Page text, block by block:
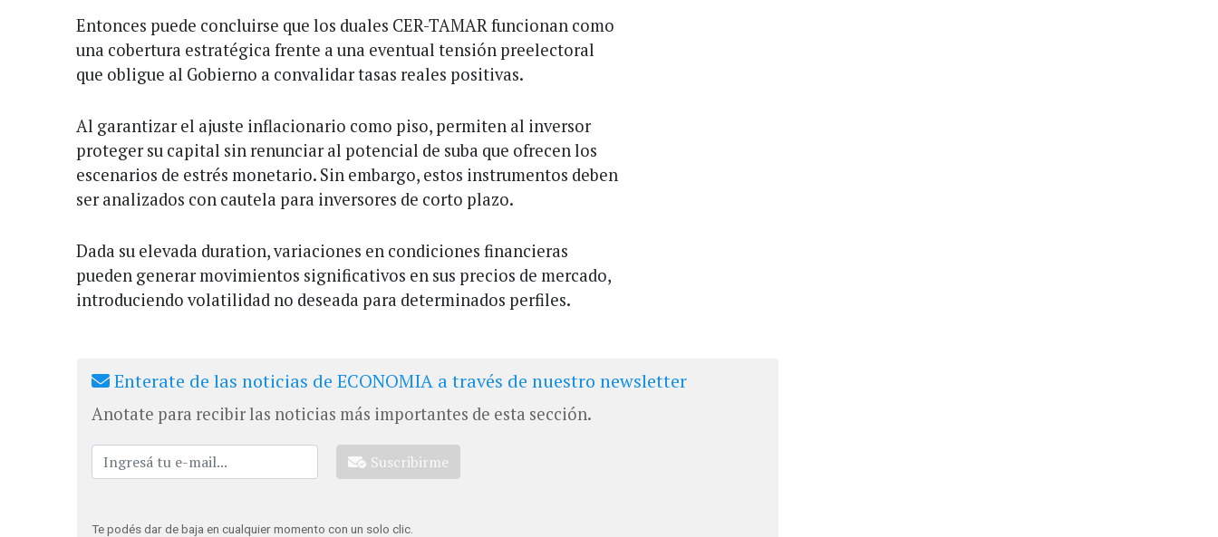
Entonces puede concluirse que los duales CER-TAMAR funcionan como
una cobertura estratégica frente a una eventual tensión preelectoral
que obligue al Gobierno a convalidar tasas reales positivas.
Al garantizar el ajuste inflacionario como piso, permiten al inversor
proteger su capital sin renunciar al potencial de suba que ofrecen los
escenarios de estrés monetario. Sin embargo, estos instrumentos deben
ser analizados con cautela para inversores de corto plazo.
Dada su elevada duration, variaciones en condiciones financieras
pueden generar movimientos significativos en sus precios de mercado,
introduciendo volatilidad no deseada para determinados perfiles.
Enterate de las noticias de ECONOMIA a través de nuestro newsletter
Anotate para recibir las noticias más importantes de esta sección.
Suscribirme
Te podés dar de baja en cualquier momento con un solo clic.